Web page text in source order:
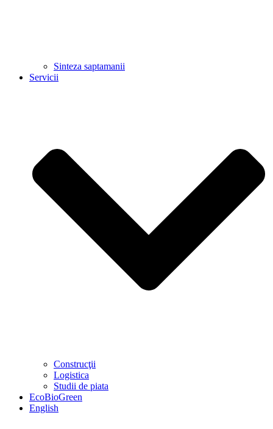
Sinteza saptamanii
Servicii
Construcţii
Logistica
Studii de piata
EcoBioGreen
English